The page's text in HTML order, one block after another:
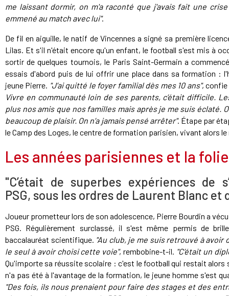
me laissant dormir, on m'a raconté que j'avais fait une
emmené au match avec lui".
De fil en aiguille, le natif de Vincennes a signé sa première
Lilas. Et s'il n'était encore qu'un enfant, le football s'est mis à
sortir de quelques tournois, le Paris Saint-Germain a
essais d'abord puis de lui offrir une place dans sa formation :
jeune Pierre. "J’ai quitté le foyer familial dès mes 10 ans",
Vivre en communauté loin de ses parents, c’était difficile.
plus nos amis que nos familles mais après je me suis éclaté.
beaucoup de plaisir. On n’a jamais pensé arrêter". Étape par
le Camp des Loges, le centre de formation parisien, vivant alors
Les années parisiennes et la
"C’était de superbes expériences de
PSG, sous les ordres de Laurent Blanc
Joueur prometteur lors de son adolescence, Pierre Bourdin a
PSG. Régulièrement surclassé, il s'est même permis de
baccalauréat scientifique. "Au club, je me suis retrouvé à avoir
le seul à avoir choisi cette voie", rembobine-t-il. "C’était un
Qu'importe sa réussite scolaire : c'est le football qui restait alors
n'a pas été à l'avantage de la formation, le jeune homme s'est
"Des fois, ils nous prenaient pour faire des stages et des